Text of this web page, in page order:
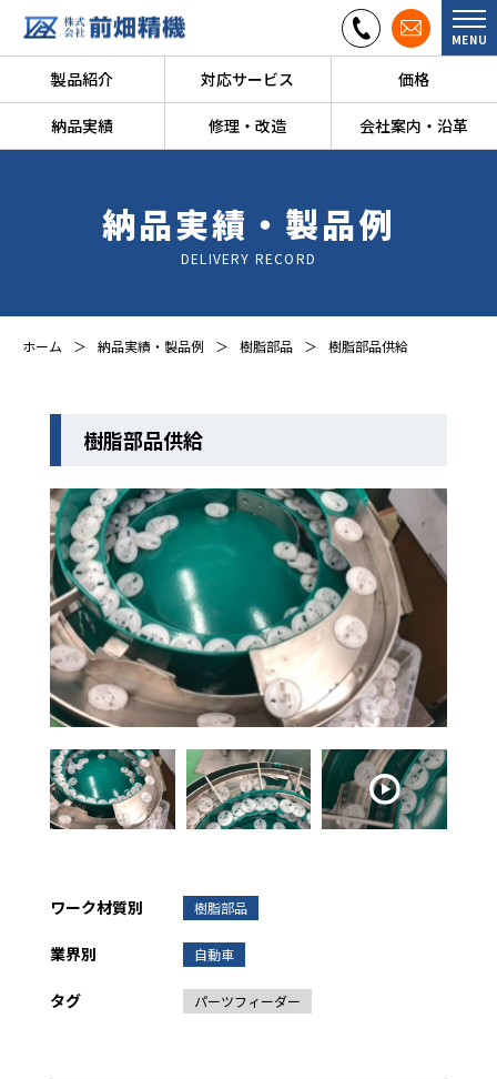
MENU
製品紹介 対応サービス 価格
納品実績 修理・改造 会社案内・沿革
納品実績・製品例
DELIVERY RECORD
ホーム 納品実績・製品例 樹脂部品 樹脂部品供給
樹脂部品供給
ワーク材質別 樹脂部品
業界別 自動車
タグ パーツフィーダー